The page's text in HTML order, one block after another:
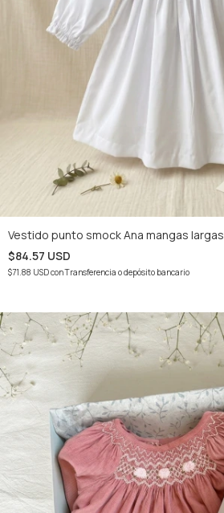
Vestido punto smock Ana mangas largas
$84.57 USD
$71.88 USDconTransferencia o depósito bancario